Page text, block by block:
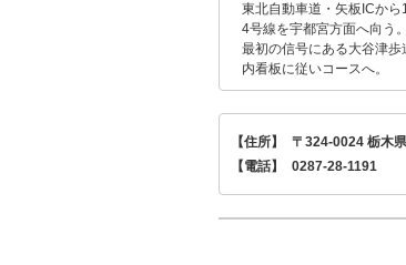
東北自動車道・矢板ICか
4号線を宇都宮方面へ向う。
最初の信号にある大谷津
内看板に従いコースへ。
【住所】
〒324-0024 栃木
【電話】
0287-28-1191